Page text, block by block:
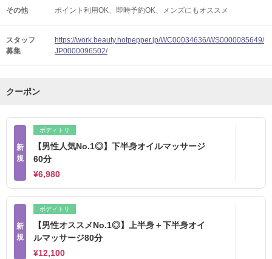
その他 ポイント利用OK 即時予約OK メンズにもオススメ
スタッフ
募集
https://work.beauty.hotpepper.jp/WC00034636/WS0000085649/
JP0000096502/
クーポン
新
規
ボディトリ
【男性人気No.1◎】下半身オイルマッサージ
60分
¥6,980
新
規
ボディトリ
【男性オススメNo.1◎】上半身＋下半身オイ
ルマッサージ80分
¥12,100